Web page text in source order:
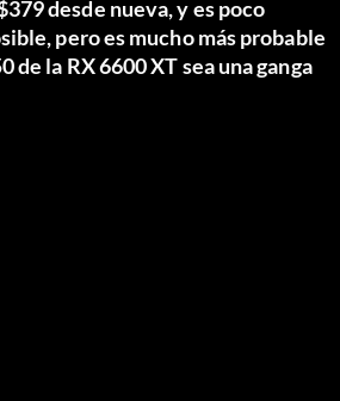
desde nueva, y es poco
pero es mucho más probable
la RX 6600 XT sea una ganga